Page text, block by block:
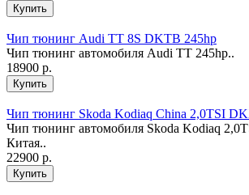
Чип тюнинг Audi TT 8S DKTB 245hp
Чип тюнинг автомобиля Audi TT 245hp..
18900 р.
Чип тюнинг Skoda Kodiaq China 2,0TSI
Чип тюнинг автомобиля Skoda Kodiaq
Китая..
22900 р.